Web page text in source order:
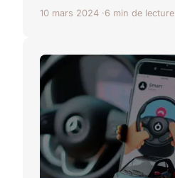
10 mars 2024 6 min de lecture